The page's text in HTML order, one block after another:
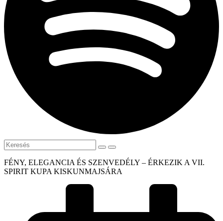
FÉNY, ELEGANCIA ÉS SZENVEDÉLY – ÉRKEZIK A VII.
SPIRIT KUPA KISKUNMAJSÁRA